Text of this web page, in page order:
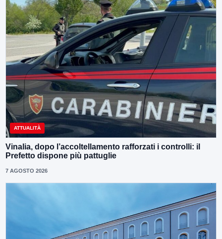
ATTUALITÀ
Vinalia, dopo l’accoltellamento rafforzati i controlli: il
Prefetto dispone più pattuglie
7 AGOSTO 2026